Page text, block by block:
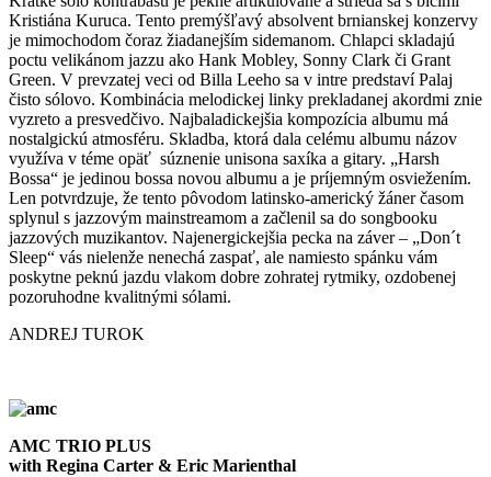
Kristiána Kuruca. Tento premýšľavý absolvent brnianskej konzervy
je mimochodom čoraz žiadanejším sidemanom. Chlapci skladajú
poctu velikánom jazzu ako Hank Mobley, Sonny Clark či Grant
Green. V prevzatej veci od Billa Leeho sa v intre predstaví Palaj
čisto sólovo. Kombinácia melodickej linky prekladanej akordmi znie
vyzreto a presvedčivo. Najbaladickejšia kompozícia albumu má
nostalgickú atmosféru. Skladba, ktorá dala celému albumu názov
využíva v téme opäť súznenie unisona saxíka a gitary. „Harsh
Bossa“ je jedinou bossa novou albumu a je príjemným osviežením.
Len potvrdzuje, že tento pôvodom latinsko-americký žáner časom
splynul s jazzovým mainstreamom a začlenil sa do songbooku
jazzových muzikantov. Najenergickejšia pecka na záver – „Don´t
Sleep“ vás nielenže nenechá zaspať, ale namiesto spánku vám
poskytne peknú jazdu vlakom dobre zohratej rytmiky, ozdobenej
pozoruhodne kvalitnými sólami.
ANDREJ TUROK
AMC TRIO PLUS
with Regina Carter & Eric Marienthal